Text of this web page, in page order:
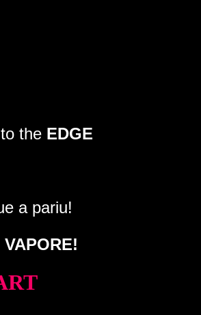
to the EDGE
a pariu!